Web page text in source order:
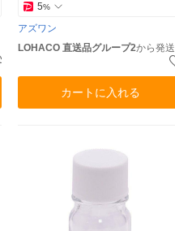
5%
アズワン
LOHACO 直送品グループ2から発送
カートに入れる